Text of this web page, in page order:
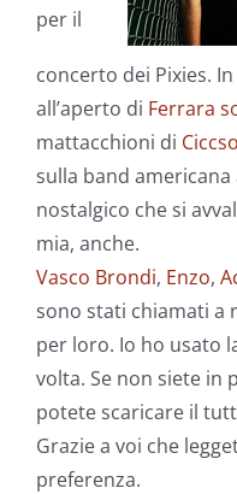
per il
concerto dei Pixies.
all’aperto di Ferrara
mattacchioni di
sulla band
nostalgico che si
mia, anche.
Vasco Brondi, Enzo,
sono stati chiamati a
per loro. Io ho usato
volta. Se non siete in
potete scaricare il
Grazie a voi che
preferenza.